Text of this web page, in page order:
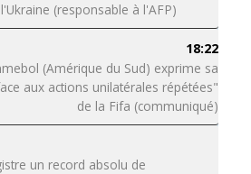
(responsable à l'AFP)
18:22
(Amérique du Sud) exprime sa
aux actions unilatérales répétées"
de la Fifa (communiqué)
un record absolu de